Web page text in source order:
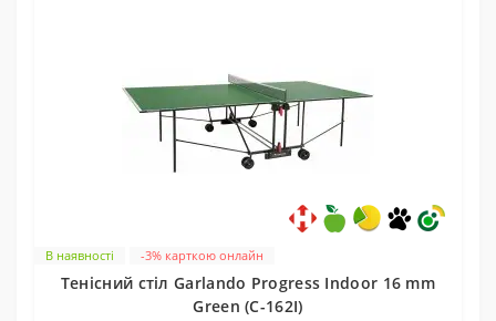
В наявності -3% карткою онлайн
Тенісний стіл Garlando Progress Indoor 16 mm
Green (C-162I)